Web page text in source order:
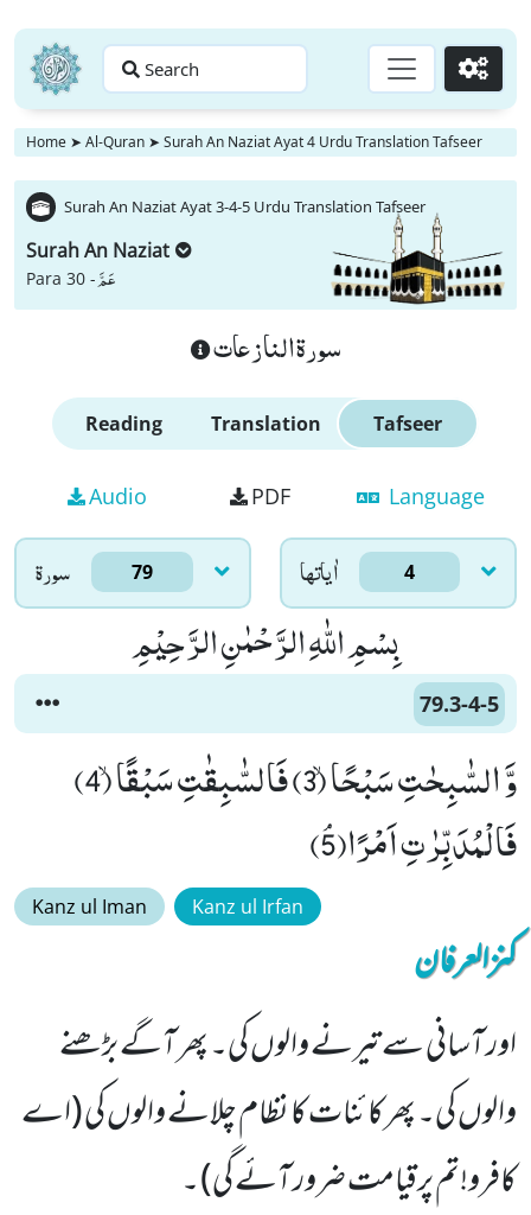
Search Go
Home ➤ Al-Quran ➤ Surah An Naziat Ayat 4 Urdu Translation Tafseer
Surah An Naziat Ayat 3-4-5 Urdu Translation Tafseer
Surah An Naziat
Para 30 -عَمَّ
سورة النازعات
Reading Translation Tafseer
Audio PDF Language
سورۃ 79 اٰياتها 4
بِسْمِ اللّٰهِ الرَّحْمٰنِ الرَّحِیْمِ
79.3-4-5
وَّ السّٰبِحٰتِ سَبْحًاۙ (3) فَالسّٰبِقٰتِ سَبْقًاۙ (4)
فَالْمُدَبِّرٰتِ اَمْرًاﭥ(5)
Kanz ul Iman Kanz ul Irfan
کنزالعرفان
اور آسانی سے تیرنے والوں کی۔ پھر آگے بڑھنے
والوں کی۔ پھر کائنات کا نظام چلانے والوں کی (اے
کافرو!تم پرقیامت ضرور آئے گی) ۔